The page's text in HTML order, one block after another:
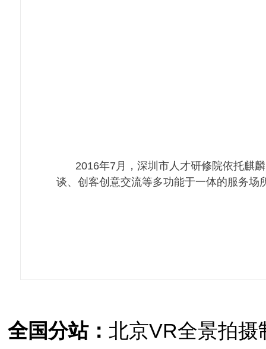
2016年7月，深圳市人才研修院依托麒
谈、创客创意交流等多功能于一体的服务
全国分站： 北京VR全景拍摄